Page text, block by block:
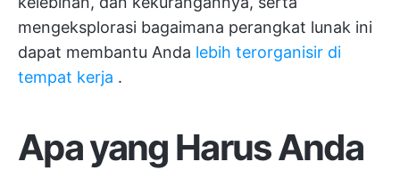
mengeksplorasi bagaimana perangkat lunak ini
dapat membantu Anda lebih terorganisir di
tempat kerja .
Apa yang Harus Anda